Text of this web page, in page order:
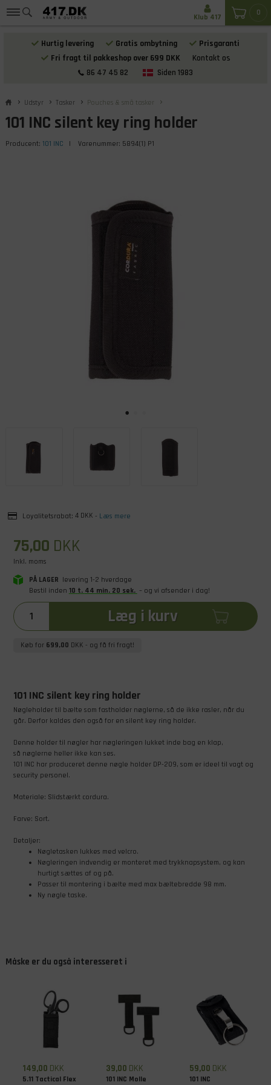
Hurtig levering Gratis ombytning
Prisgaranti
Fri fragt til pakkeshop over 699 DKK
Kontakt os
86 47 45 82
Siden 1983
0
Klub 417
Udstyr Tasker Pouches & små tasker
101 INC silent key ring holder
Producent: 101 INC | Varenummer: 5894(1) P1
Loyalitetsrabat: 4 DKK - Læs mere
75,00 DKK
Inkl. moms
PÅ LAGER levering 1-2 hverdage
Bestil inden 10 t. 44 min. 20 sek. – og vi afsender i dag!
Læg i kurv
Køb for 699,00 DKK - og få fri fragt!
101 INC silent key ring holder
Nøgleholder til bælte som fastholder nøglerne, så de ikke rasler, når du
går. Derfor kaldes den også for en silent key ring holder.
Denne holder til nøgler har nøgleringen lukket inde bag en klap,
så nøglerne heller ikke kan ses.
101 INC har produceret denne nøgle holder DP-209, som er ideel til vagt og
security personel.
Materiale: Slidstærkt cordura.
Farve: Sort.
Detaljer:
Nøgletasken lukkes med velcro.
Nøgleringen indvendig er monteret med trykknapsystem, og kan
hurtigt sættes af og på.
Passer til montering i bælte med max bæltebredde 98 mm.
Ny nøgle taske.
Måske er du også interesseret i
149,00 DKK
5.11 Tactical Flex
39,00 DKK
101 INC Molle
59,00 DKK
101 INC